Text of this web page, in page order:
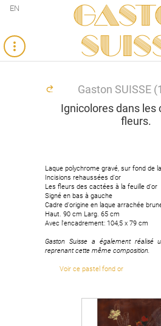
EN
Gaston SUISSE
Ignicolores dans les
fleurs.
Laque polychrome gravé, sur fond de
Incisions rehaussées d'or
Les fleurs des cactées à la feuille d'or
Signé en bas à gauche
Cadre d'origine en laque arrachée
Haut. 90 cm Larg. 65 cm
Avec l'encadrement: 104,5 x 79 cm
Gaston Suisse a également réalisé
reprenant cette même composition.
Voir ce pastel fond or